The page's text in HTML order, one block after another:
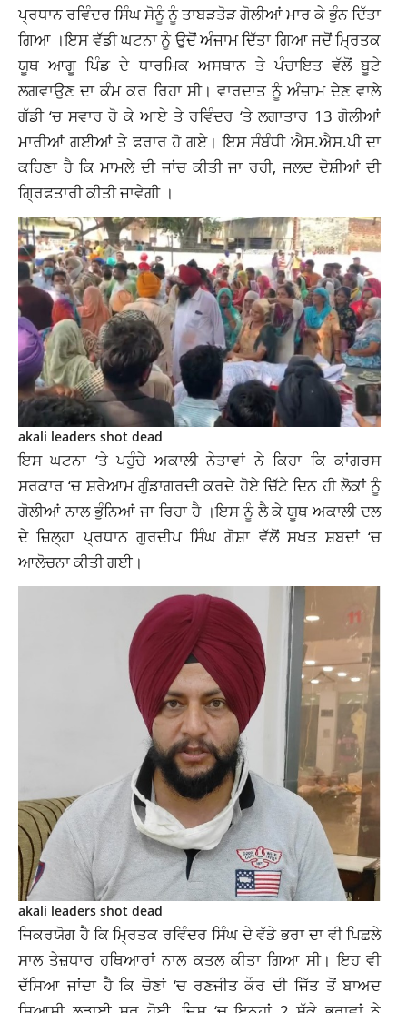
ਪ੍ਰਧਾਨਰਵਿੰਦਰ ਸਿੰਘ ਸੋਨੂੰ ਨੂੰ ਤਾਬੜਤੋੜ ਗੋਲੀਆਂ ਮਾਰ ਕੇ ਭੁੰਨ ਦਿੱਤਾ
ਗਿਆ ।ਇਸ ਵੱਡੀ ਘਟਨਾ ਨੂੰ ਉਦੋਂ ਅੰਜਾਮ ਦਿੱਤਾ ਗਿਆ ਜਦੋਂ ਮ੍ਰਿਤਕ
ਯੂਥ ਆਗੂ ਪਿੰਡ ਦੇ ਧਾਰਮਿਕ ਅਸਥਾਨ ਤੇ ਪੰਚਾਇਤ ਵੱਲੋਂ ਬੂਟੇ
ਲਗਵਾਉਣ ਦਾ ਕੰਮ ਕਰ ਰਿਹਾ ਸੀ। ਵਾਰਦਾਤ ਨੂੰ ਅੰਜ਼ਾਮ ਦੇਣ ਵਾਲੇ
ਗੱਡੀ ‘ਚ ਸਵਾਰ ਹੋ ਕੇ ਆਏ ਤੇ ਰਵਿੰਦਰ ‘ਤੇ ਲਗਾਤਾਰ 13 ਗੋਲੀਆਂ
ਮਾਰੀਆਂ ਗਈਆਂ ਤੇ ਫਰਾਰ ਹੋ ਗਏ। ਇਸ ਸੰਬੰਧੀ ਐਸ.ਐਸ.ਪੀ ਦਾ
ਕਹਿਣਾ ਹੈ ਕਿ ਮਾਮਲੇ ਦੀ ਜਾਂਚ ਕੀਤੀ ਜਾ ਰਹੀ, ਜਲਦ ਦੋਸ਼ੀਆਂ ਦੀ
ਗ੍ਰਿਫਤਾਰੀ ਕੀਤੀ ਜਾਵੇਗੀ ।
akali leaders shot dead
ਇਸ ਘਟਨਾ ‘ਤੇ ਪਹੁੰਚੇ ਅਕਾਲੀ ਨੇਤਾਵਾਂ ਨੇ ਕਿਹਾ ਕਿ ਕਾਂਗਰਸ
ਸਰਕਾਰ ‘ਚ ਸ਼ਰੇਆਮ ਗੁੰਡਾਗਰਦੀ ਕਰਦੇ ਹੋਏ ਚਿੱਟੇ ਦਿਨ ਹੀ ਲੋਕਾਂ ਨੂੰ
ਗੋਲੀਆਂ ਨਾਲ ਭੁੰਨਿਆਂ ਜਾ ਰਿਹਾ ਹੈ ।ਇਸ ਨੂੰ ਲੈ ਕੇ ਯੂਥ ਅਕਾਲੀ ਦਲ
ਦੇ ਜ਼ਿਲ੍ਹਾ ਪ੍ਰਧਾਨ ਗੁਰਦੀਪ ਸਿੰਘ ਗੋਸ਼ਾ ਵੱਲੋਂ ਸਖਤ ਸ਼ਬਦਾਂ ‘ਚ
ਆਲੋਚਨਾ ਕੀਤੀ ਗਈ।
akali leaders shot dead
ਜਿਕਰਯੋਗ ਹੈ ਕਿ ਮ੍ਰਿਤਕ ਰਵਿੰਦਰ ਸਿੰਘ ਦੇ ਵੱਡੇ ਭਰਾ ਦਾ ਵੀ ਪਿਛਲੇ
ਸਾਲ ਤੇਜ਼ਧਾਰ ਹਥਿਆਰਾਂ ਨਾਲ ਕਤਲ ਕੀਤਾ ਗਿਆ ਸੀ। ਇਹ ਵੀ
ਦੱਸਿਆ ਜਾਂਦਾ ਹੈ ਕਿ ਚੋਣਾਂ ‘ਚ ਰਣਜੀਤ ਕੌਰ ਦੀ ਜਿੱਤ ਤੋਂ ਬਾਅਦ